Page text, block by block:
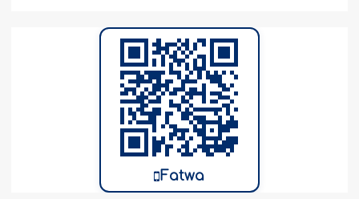
Fatwa